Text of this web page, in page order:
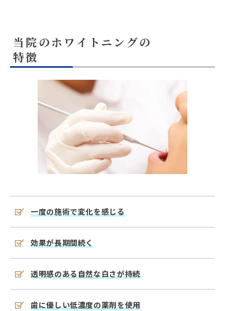
当院のホワイトニングの
特徴
一度の施術で変化を感じる
効果が長期間続く
透明感のある自然な白さが持続
歯に優しい低濃度の薬剤を使用